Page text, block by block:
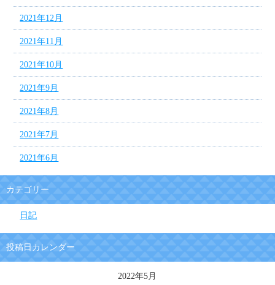
2021年12月
2021年11月
2021年10月
2021年9月
2021年8月
2021年7月
2021年6月
カテゴリー
日記
投稿日カレンダー
2022年5月